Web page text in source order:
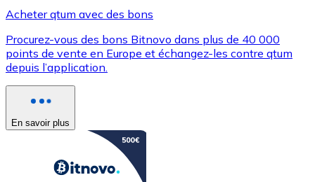
Acheter qtum avec des bons
Procurez-vous des bons Bitnovo dans plus de 40 000
points de vente en Europe et échangez-les contre qtum
depuis l’application.
En savoir plus